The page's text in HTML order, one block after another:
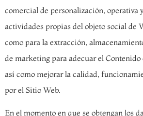
comercial de personalización, operativa
actividades propias del objeto social de
como para la extracción,
de marketing para adecuar el
así como mejorar la calidad,
por el Sitio Web.
En el momento en que se obtengan los